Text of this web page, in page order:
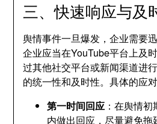
三、快速响应与及
舆情事件一旦爆发，企业需要
企业应当在YouTube平台上及
过其他社交平台或新闻渠道进
的统一性和及时性。具体的应
第一时间回应 ：在舆情
内做出回应，尽量避免